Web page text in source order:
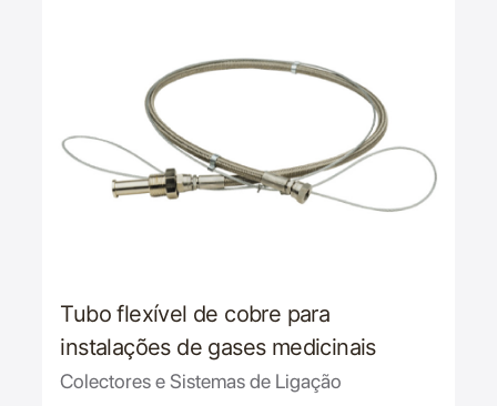
Tubo flexível de cobre para
instalações de gases medicinais
Colectores e Sistemas de Ligação